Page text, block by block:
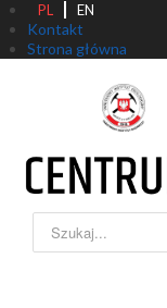
PL EN
Kontakt
Strona główna
Szukaj...